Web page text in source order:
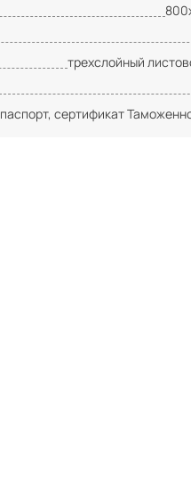
трехслойный
паспорт, сертификат